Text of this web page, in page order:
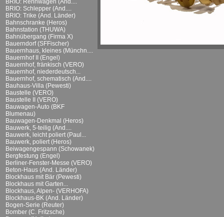
BRIO: Rennwagen (And....
BRIO: Schlepper (And....
BRIO: Trike (And. Länder)
Bahnschranke (Heros)
Bahnstation (THUWA)
Bahnübergang (Firma X)
Bauerndorf (SFFischer)
Bauernhaus, kleines (Münchn....
Bauernhof II (Engel)
Bauernhof, fränkisch (VERO)
Bauernhof, niederdeutsch...
Bauernhof, schematisch (And....
Bauhaus-Villa (Pewesti)
Baustelle (VERO)
Baustelle II (VERO)
Bauwagen-Auto (BKF
Blumenau)
Bauwagen-Denkmal (Heros)
Bauwerk, 5-teilig (And....
Bauwerk, leicht poliert (Paul...
Bauwerk, poliert (Heros)
Beiwagengespann (Schowanek)
Bergfestung (Engel)
Berliner-Fenster-Messe (VERO)
Beton-Haus (And. Länder)
Blockhaus mit Bär (Pewesti)
Blockhaus mit Garten...
Blockhaus, Alpen- (VERHOFA)
Blockhaus-BK (And. Länder)
Bogen-Serie (Reuter)
Bomber (C. Fritzsche)